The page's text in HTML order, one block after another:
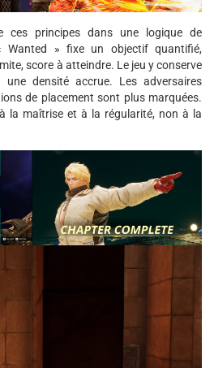
ces principes dans une logique de
Wanted » fixe un objectif quantifié,
score à atteindre. Le jeu y conserve
densité accrue. Les adversaires
de placement sont plus marquées.
la maîtrise et à la régularité, non à la